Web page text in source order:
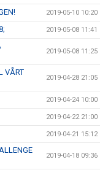
2019-05-10 10:20
2019-05-08 11:41
2019-05-08 11:25
VÅRT
2019-04-28 21:05
2019-04-24 10:00
2019-04-22 21:00
2019-04-21 15:12
2019-04-18 09:36